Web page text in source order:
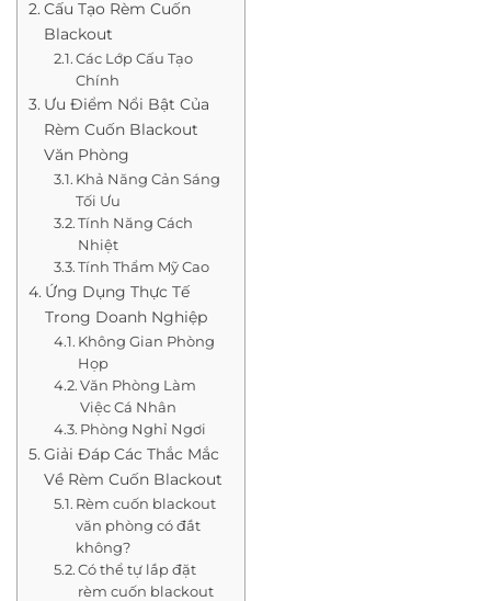
Cấu Tạo Rèm Cuốn
Blackout
Các Lớp Cấu Tạo
Chính
Ưu Điểm Nổi Bật Của
Rèm Cuốn Blackout
Văn Phòng
Khả Năng Cản Sáng
Tối Ưu
Tính Năng Cách
Nhiệt
Tính Thẩm Mỹ Cao
Ứng Dụng Thực Tế
Trong Doanh Nghiệp
Không Gian Phòng
Họp
Văn Phòng Làm
Việc Cá Nhân
Phòng Nghỉ Ngơi
Giải Đáp Các Thắc Mắc
Về Rèm Cuốn Blackout
Rèm cuốn blackout
văn phòng có đắt
không?
Có thể tự lắp đặt
rèm cuốn blackout